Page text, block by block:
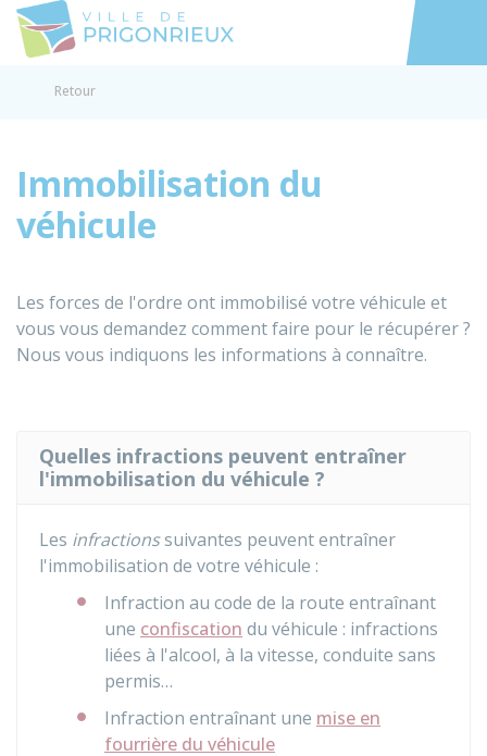
Accéder
Retour
Immobilisation du
véhicule
Les forces de l'ordre ont immobilisé votre véhicule et
vous vous demandez comment faire pour le récupérer ?
Nous vous indiquons les informations à connaître.
Quelles infractions peuvent entraîner
l'immobilisation du véhicule ?
Les infractionssuivantes peuvent entraîner
l'immobilisation de votre véhicule :
Infraction au code de la route entraînant
une confiscation du véhicule : infractions
liées à l'alcool, à la vitesse, conduite sans
permis…
Infraction entraînant une mise en
fourrière du véhicule